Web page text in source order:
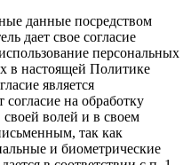
данные посредством
дает свое согласие
персональных
в настоящей Политике
является
согласие на обработку
волей и в своем
так как
и биометрические